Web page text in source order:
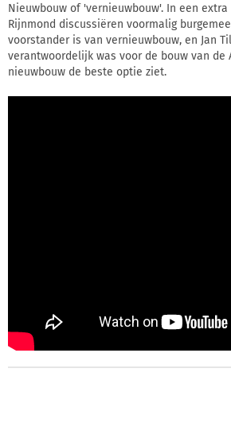
Nieuwbouw of 'vernieuwbouw'. In een extra
Rijnmond discussiëren voormalig
voorstander is van vernieuwbouw, en Jan
verantwoordelijk was voor de bouw van de
nieuwbouw de beste optie ziet.